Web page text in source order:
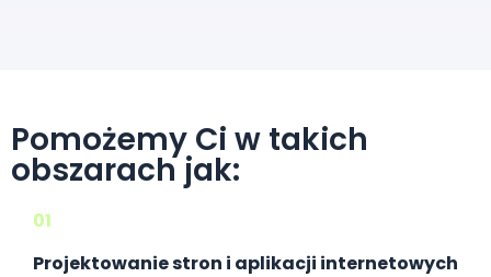
Pomożemy Ci w takich
obszarach jak:
01
Projektowanie stron i aplikacji internetowych